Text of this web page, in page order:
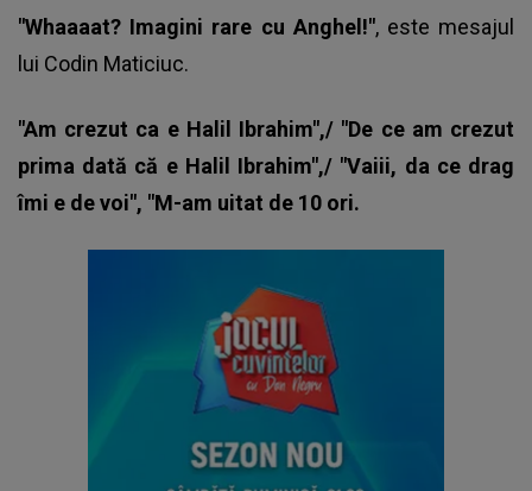
"Whaaaat? Imagini rare cu Anghel!", este mesajul
lui Codin Maticiuc.
"Am crezut ca e Halil Ibrahim",/ "De ce am crezut
prima dată că e Halil Ibrahim",/ "Vaiii, da ce drag
îmi e de voi", "M-am uitat de 10 ori.